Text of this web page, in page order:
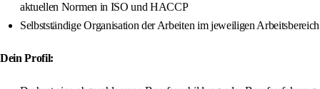
aktuellen Normen in ISO und HACCP
Selbstständige Organisation der Arbeiten im jeweiligen Arbeitsbereich
Dein Profil: